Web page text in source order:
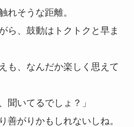
れそうな距離。
ら、鼓動はトクトクと早ま
も、なんだか楽しく思えて
聞いてるでしょ？」
善がりかもしれないしね。